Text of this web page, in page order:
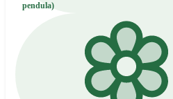
pendula)